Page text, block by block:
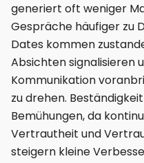
generiert oft weniger
Gespräche häufiger zu
Dates kommen
Absichten signalisieren
Kommunikation
zu drehen.
Bemühungen, da
Vertrautheit und
steigern kleine